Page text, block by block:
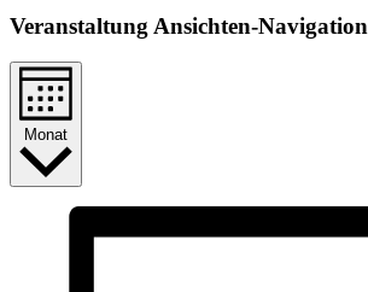
Veranstaltung Ansichten-Navigation
Monat